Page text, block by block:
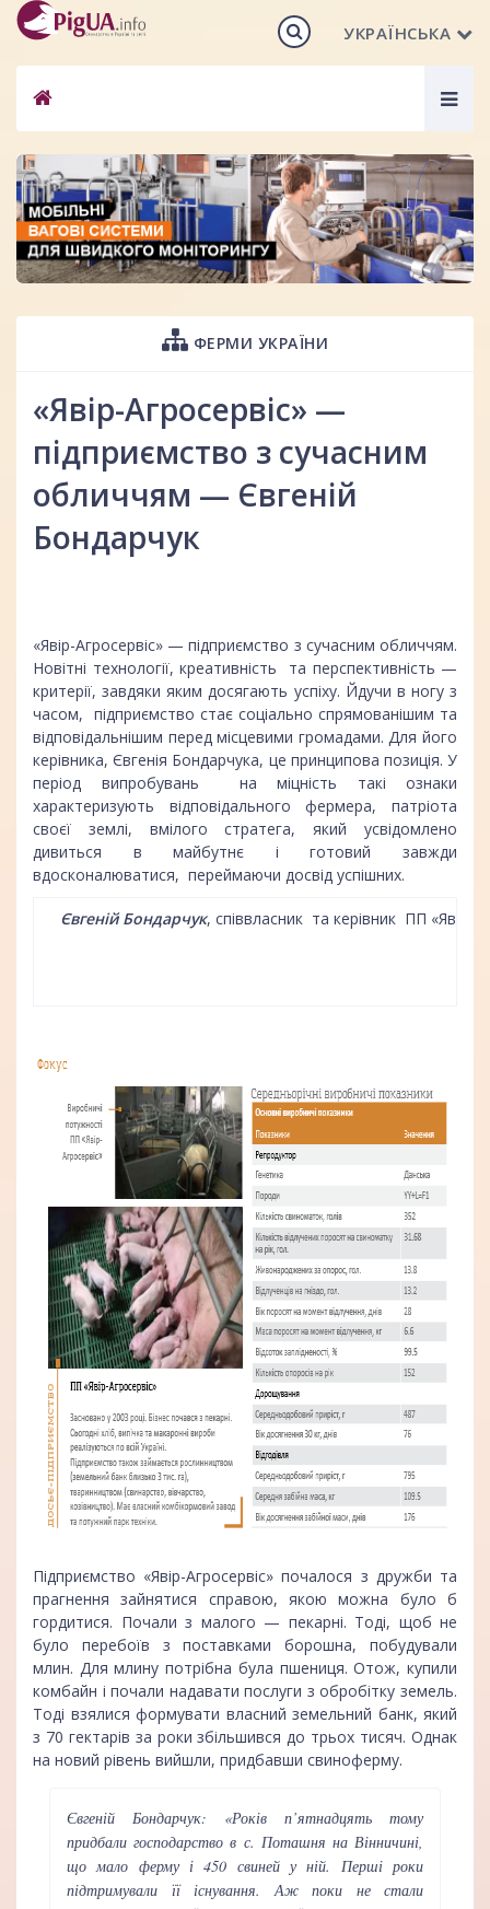
УКРАЇНСЬКА
ФЕРМИ УКРАЇНИ
«Явір-Агросервіс» —
підприємство з сучасним
обличчям — Євгеній
Бондарчук
«Явір-Агросервіс» — підприємство з сучасним обличчям.
Новітні технології, креативність та перспективність —
критерії, завдяки яким досягають успіху. Йдучи в ногу з
часом, підприємство стає соціально спрямованішим та
відповідальнішим перед місцевими громадами. Для його
керівника, Євгенія Бондарчука, це принципова позиція. У
період випробувань на міцність такі ознаки
характеризують відповідального фермера, патріота
своєї землі, вмілого стратега, який усвідомлено
дивиться в майбутнє і готовий завжди
вдосконалюватися, переймаючи досвід успішних.
Євгеній Бондарчук, співвласник та керівник ПП «Явір-
Підприємство «Явір-Агросервіс» почалося з дружби та
прагнення зайнятися справою, якою можна було б
гордитися. Почали з малого — пекарні. Тоді, щоб не
було перебоїв з поставками борошна, побудували
млин. Для млину потрібна була пшениця. Отож, купили
комбайн і почали надавати послуги з обробітку земель.
Тоді взялися формувати власний земельний банк, який
з 70 гектарів за роки збільшився до трьох тисяч. Однак
на новий рівень вийшли, придбавши свиноферму.
Євгеній Бондарчук: «Років п’ятнадцять тому
придбали господарство в с. Поташня на Вінничині,
що мало ферму і 450 свиней у ній. Перші роки
підтримували її існування. Аж поки не стали